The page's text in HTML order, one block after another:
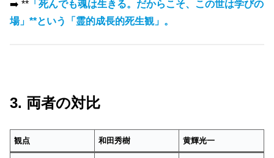
➡️ ** 「死んでも魂は生きる。だからこそ、この世は学びの
場」**という「霊的成長的死生観」。
3. 両者の対比
観点 和田秀樹 黄輝光一